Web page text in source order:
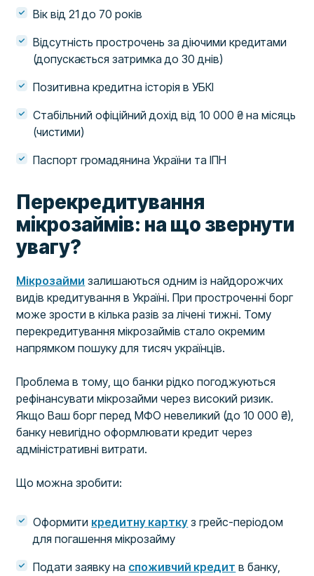
Вік від 21 до 70 років
Відсутність прострочень за діючими кредитами
(допускається затримка до 30 днів)
Позитивна кредитна історія в УБКІ
Стабільний офіційний дохід від 10 000 ₴ на місяць
(чистими)
Паспорт громадянина України та ІПН
Перекредитування
мікрозаймів: на що звернути
увагу?
Мікрозайми залишаються одним із найдорожчих
видів кредитування в Україні. При простроченні борг
може зрости в кілька разів за лічені тижні. Тому
перекредитування мікрозаймів стало окремим
напрямком пошуку для тисяч українців.
Проблема в тому, що банки рідко погоджуються
рефінансувати мікрозайми через високий ризик.
Якщо Ваш борг перед МФО невеликий (до 10 000 ₴),
банку невигідно оформлювати кредит через
адміністративні витрати.
Що можна зробити:
Оформити кредитну картку з грейс-періодом
для погашення мікрозайму
Подати заявку на споживчий кредит в банку,